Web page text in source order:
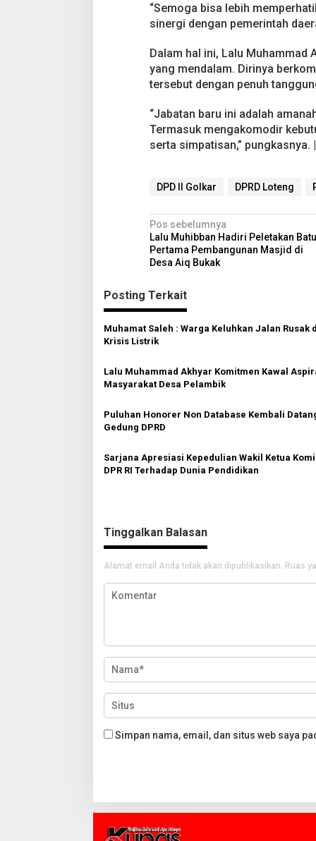
“Semoga bisa lebih
sinergi dengan pemerintah
Dalam hal ini, Lalu Muhammad
yang mendalam. Dirinya
tersebut dengan penuh
“Jabatan baru ini adalah
Termasuk mengakomodir
serta simpatisan,” pungkasnya.
DPD II Golkar DPRD Loteng
N
a
v
i
g
a
s
i
p
s
Pos sebelumnya
Lalu Muhibban Hadiri Peletakan Batu
Pertama Pembangunan Masjid di
Desa Aiq Bukak
Posting Terkait
Muhamat Saleh : Warga Keluhkan Jalan Rusak
Krisis Listrik
Lalu Muhammad Akhyar Komitmen Kawal
Masyarakat Desa Pelambik
Puluhan Honorer Non Database Kembali
Gedung DPRD
Sarjana Apresiasi Kepedulian Wakil Ketua
DPR RI Terhadap Dunia Pendidikan
Tinggalkan Balasan
Alamat email Anda tidak akan dipublikasikan. Ruas
Simpan nama, email, dan situs web saya